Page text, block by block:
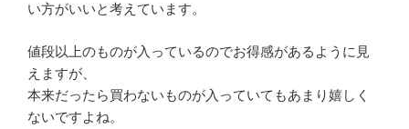
い方がいいと考えています。
値段以上のものが入っているのでお得感があるように見
えますが、
本来だったら買わないものが入っていてもあまり嬉しく
ないですよね。